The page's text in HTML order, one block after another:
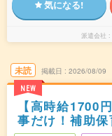
気になる!
派遣会社
未読
NEW
掲載日 2026/08/09
【高時給1700
事だけ！補助保